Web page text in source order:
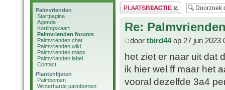
Palmvrienden
Startpagina
Agenda
Kortingskaart
Palmvrienden forums
Palmvrienden chat
Palmvrienden wiki
Palmvrienden maps
Palmvrienden label
Contact
Plantenlijsten
Palmbomen
Winterharde palmbomen
Plaats een reactie
Re:
door tbird44op 27 jun 2023
het ziet er naar uit dat
ik hier wel ff maar het
vooral dezelfde 3a4